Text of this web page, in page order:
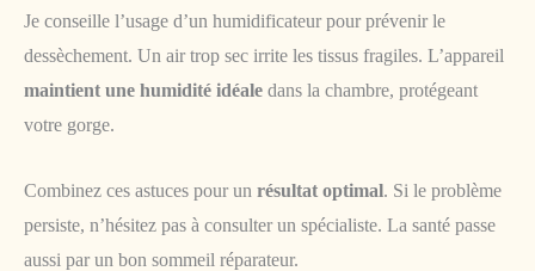
Je conseille l’usage d’un humidificateur pour prévenir le
dessèchement. Un air trop sec irrite les tissus fragiles. L’appareil
maintient une humidité idéale dans la chambre, protégeant
votre gorge.
Combinez ces astuces pour un résultat optimal. Si le problème
persiste, n’hésitez pas à consulter un spécialiste. La santé passe
aussi par un bon sommeil réparateur.